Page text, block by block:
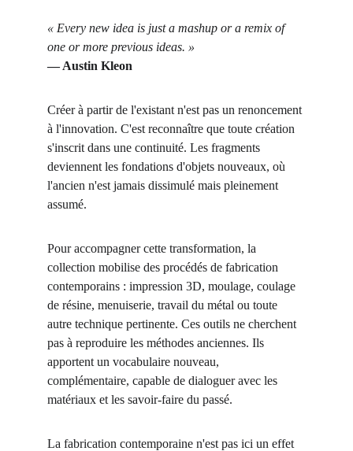
« Every new idea is just a mashup or a remix of
one or more previous ideas. »
— Austin Kleon
Créer à partir de l'existant n'est pas un renoncement
à l'innovation. C'est reconnaître que toute création
s'inscrit dans une continuité. Les fragments
deviennent les fondations d'objets nouveaux, où
l'ancien n'est jamais dissimulé mais pleinement
assumé.
Pour accompagner cette transformation, la
collection mobilise des procédés de fabrication
contemporains : impression 3D, moulage, coulage
de résine, menuiserie, travail du métal ou toute
autre technique pertinente. Ces outils ne cherchent
pas à reproduire les méthodes anciennes. Ils
apportent un vocabulaire nouveau,
complémentaire, capable de dialoguer avec les
matériaux et les savoir-faire du passé.
La fabrication contemporaine n'est pas ici un effet